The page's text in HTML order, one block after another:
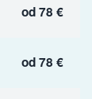
od 78 €
od 78 €